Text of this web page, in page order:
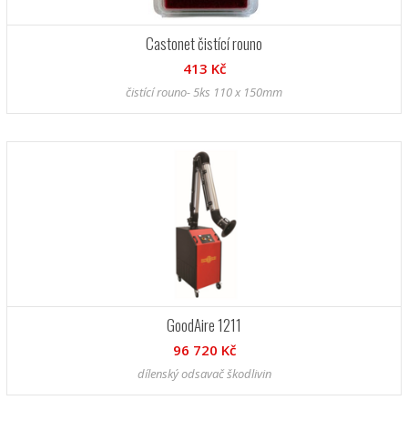
Castonet čistící rouno
413 Kč
čistící rouno- 5ks 110 x 150mm
GoodAire 1211
96 720 Kč
dílenský odsavač škodlivin